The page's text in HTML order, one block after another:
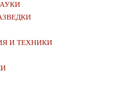
И ТЕХНИКИ